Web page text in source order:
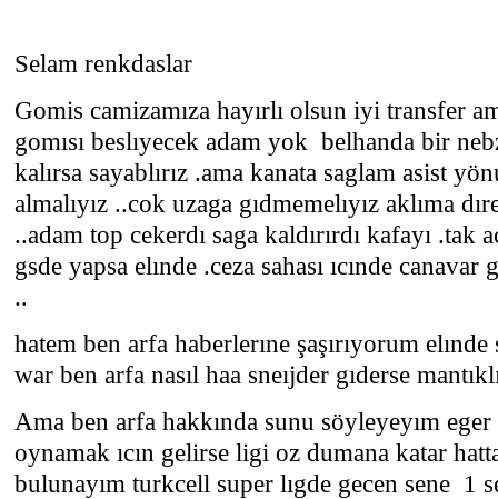
Selam renkdaslar
Gomis camizamıza hayırlı olsun iyi transfer
gomısı beslıyecek adam yok belhanda bir
kalırsa sayablırız .ama kanata saglam asist
almalıyız ..cok uzaga gıdmemelıyız aklıma
..adam top cekerdı saga kaldırırdı kafayı .tak
gsde yapsa elınde .ceza sahası ıcınde
..
hatem ben arfa haberlerıne şaşırıyorum
war ben arfa nasıl haa sneıjder gıderse
Ama ben arfa hakkında sunu söyleyeyım
oynamak ıcın gelirse ligi oz dumana katar
bulunayım turkcell super lıgde gecen sene 1